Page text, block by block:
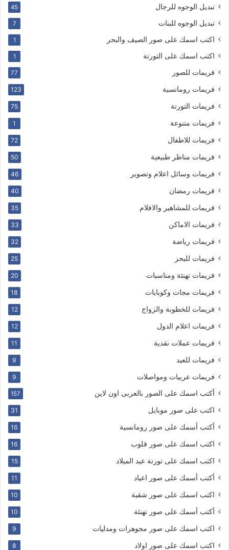
تبديل الوجوه للرجال 45
تبديل الوجوه للبنات 7
اكتب اسمك على صور الصيف والبحر 1
اكتب اسمك على التورتة 1
فريمات للصور 77
فريمات رومانسية 123
فريمات التورتة 75
فريمات متنوعة 1
فريمات للاطفال 72
فريمات مناظر طبيعية 50
فريمات وسائل اعلام وتصوير 46
فريمات رمضان 40
فريمات للمشاهير والافلام 35
فريمات الاماكن 33
فريمات رياضة 32
فريمات للبحر 25
فريمات تهنئة ومناسبات 20
فريمات مجات وكوبايات 18
فريمات للخطوبة والزواج 12
فريمات اعلام الدول 12
فريمات عملات نقدية 11
فريمات للعيد 9
فريمات عربيات ومواصلات 9
أكتب اسمك على الصور بالعربى اون لاين 157
اكتب على صور موبايل 31
أكتب أسمك على صور رومانسية 16
اكتب اسمك على صور قلوب 16
اكتب اسمك على تورتة عيد الميلاد 15
أكتب أسمك على صور اعياد 11
اكتب اسمك على صور شقية 10
أكتب أسمك على صور تهنئة 10
اكتب اسمك على صور مجوهرات ومدليات 9
اكتب اسمك على صور اولاد 8